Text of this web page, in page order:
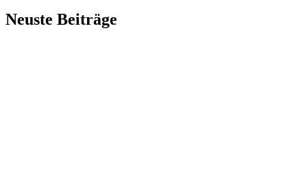
Neuste Beiträge